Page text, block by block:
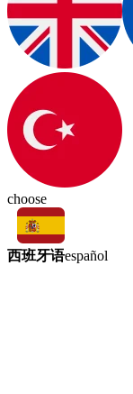
choose
西班牙语español